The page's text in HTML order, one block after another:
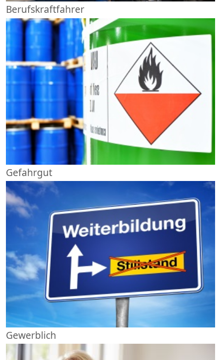
Berufskraftfahrer
Gefahrgut
Gewerblich